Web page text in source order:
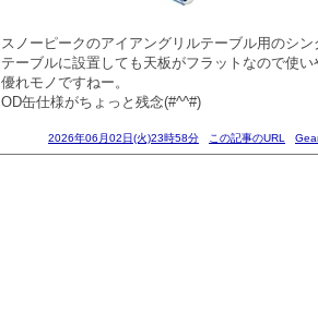
スノーピークのアイアングリルテーブル用のシ
テーブルに設置しても天板がフラットなので使い
優れモノですねー。
OD缶仕様がちょっと残念(#^^#)
2026年06月02日(火)23時58分 この記事のURL